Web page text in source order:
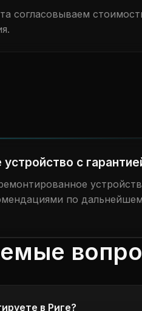
согласовываем
с
по
в Риге?